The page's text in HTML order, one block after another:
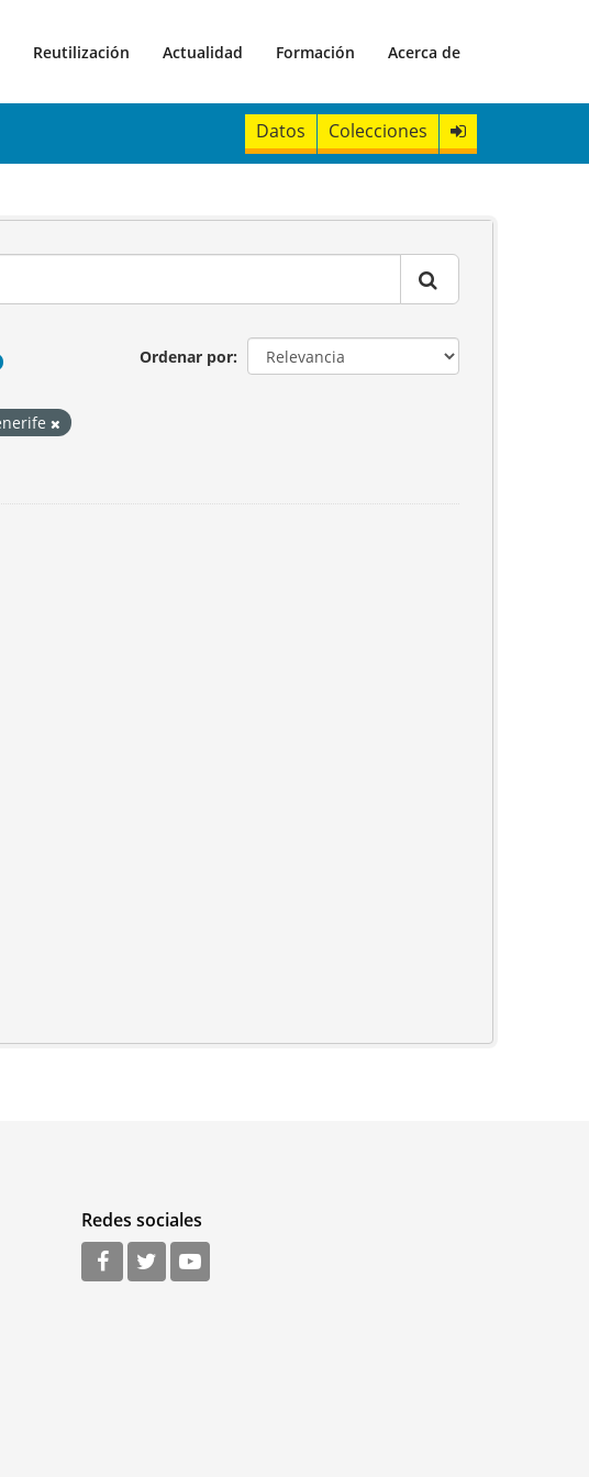
Reutilización Actualidad Formación Acerca de
Datos Colecciones
Ordenar por
Redes sociales